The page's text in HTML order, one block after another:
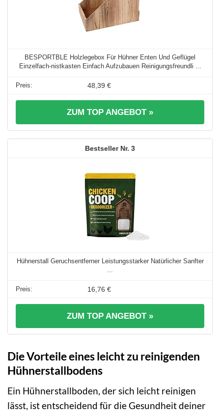
BESPORTBLE Holzlegebox Für Hühner Enten Und Geflügel
Einzelfach-nistkasten Einfach Aufzubauen Reinigungsfreundli ...
48,39 €
ZUM TOP ANGEBOT »
3
Hühnerstall Geruchsentferner Leistungsstarker Natürlicher Sanfter
...
16,76 €
ZUM TOP ANGEBOT »
Die Vorteile eines leicht zu reinigenden
Hühnerstallbodens
Ein Hühnerstallboden, der sich leicht reinigen
lässt, ist entscheidend für die Gesundheit deiner